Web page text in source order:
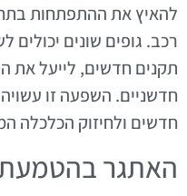
להאיץ את ההתפתחות
רכב. גופים שונים
תקנים חדשים, לייעל את
חדשניים. השפעה זו
חדשים ולחיזוק הכלכלה
האתגר בהטמעת